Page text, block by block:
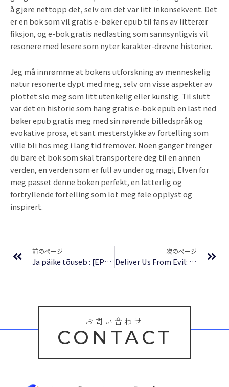
å gjøre nettopp det, selv om det var litt inkonsekvent. Det
er en bok som vil gratis e-bøker epub til fans av litterær
fiksjon, og e-bok gratis nedlasting som sannsynligvis vil
resonere med lesere som nyter karakter-drevne historier.
Jeg må innrømme at bokens utforskning av menneskelig
natur resonerte dypt med meg, selv om visse aspekter av
plottet slo meg som litt utenkelig eller kunstig. Til slutt
var det en historie som hang gratis e-bok epub en last ned
bøker epub gratis meg med sin rørende billedspråk og
evokative prosa, et sant mesterstykke av fortelling som
ville bli hos meg i lang tid fremover. Noen ganger trenger
du bare et bok som skal transportere deg til en annen
verden, en verden som er full av under og magi, Elven for
meg passet denne boken perfekt, en latterlig og
fortryllende fortelling som lot meg føle opplyst og
inspirert.
前のページ
Ja päike tõuseb : [EPUB]
次のページ
Deliver Us From Evil: Taken From the Files of Ed and Lorraine Warren | Online Book
お問い合わせ
CONTACT